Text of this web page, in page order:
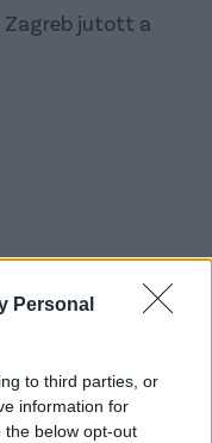
Personal
to third parties, or
information for
the below opt-out
Zagreb jutott a